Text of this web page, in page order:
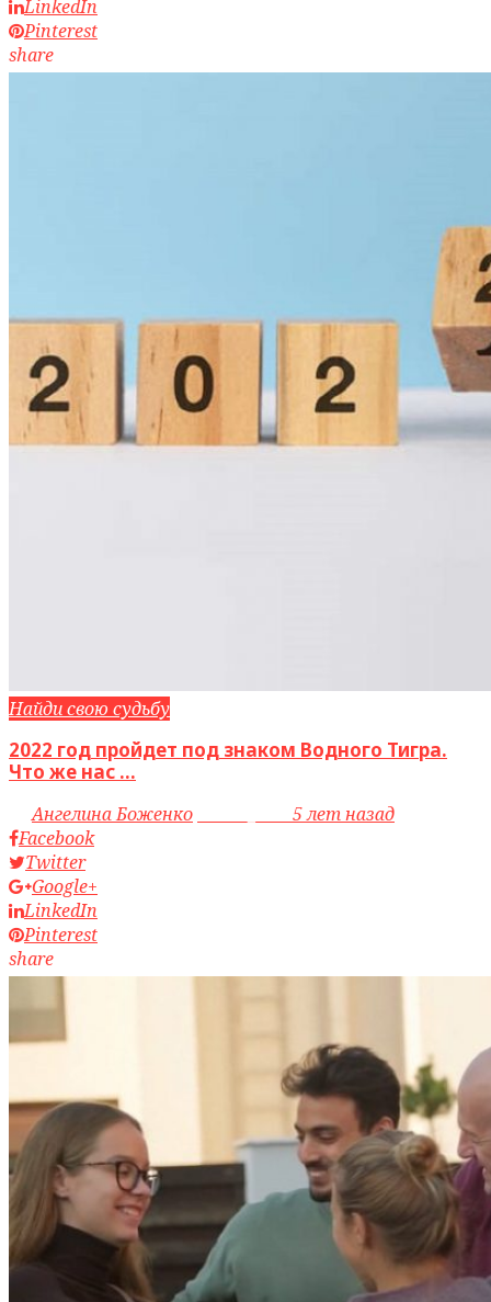
LinkedIn
Pinterest
share
Найди свою судьбу
2022 год пройдет под знаком Водного Тигра.
Что же нас ...
byАнгелина Боженко
5 лет назад
Facebook
Twitter
Google+
LinkedIn
Pinterest
share